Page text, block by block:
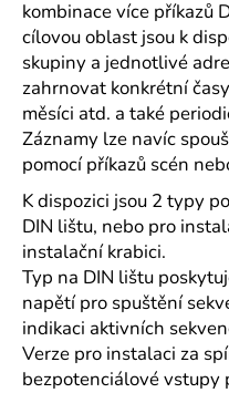
kombinace více příkazů
cílovou oblast jsou k
skupiny a jednotlivé
zahrnovat konkrétní
měsíci atd. a také
Záznamy lze navíc
pomocí příkazů scén
K dispozici jsou 2 typy
DIN lištu, nebo pro
instalační krabici.
Typ na DIN lištu
napětí pro spuštění
indikaci aktivních
Verze pro instalaci za
bezpotenciálové vstupy
o
p
o
r
u
č
u
j
e
m
e